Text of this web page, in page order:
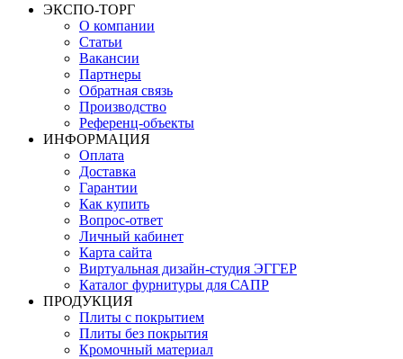
ЭКСПО-ТОРГ
О компании
Статьи
Вакансии
Партнеры
Обратная связь
Производство
Референц-объекты
ИНФОРМАЦИЯ
Оплата
Доставка
Гарантии
Как купить
Вопрос-ответ
Личный кабинет
Карта сайта
Виртуальная дизайн-студия ЭГГЕР
Каталог фурнитуры для САПР
ПРОДУКЦИЯ
Плиты с покрытием
Плиты без покрытия
Кромочный материал